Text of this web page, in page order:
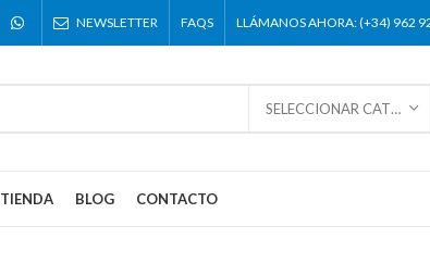
NEWSLETTER FAQS LLÁMANOS AHORA: (+34) 962
SELECCIONAR CATEGORÍA
TIENDA BLOG CONTACTO